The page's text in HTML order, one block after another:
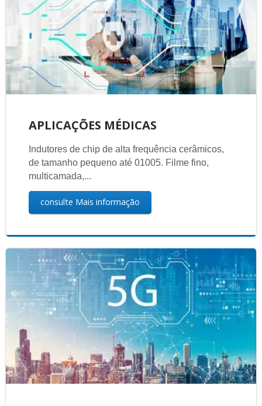
APLICAÇÕES MÉDICAS
Indutores de chip de alta frequência cerâmicos,
de tamanho pequeno até 01005. Filme fino,
multicamada,...
consulte Mais informação